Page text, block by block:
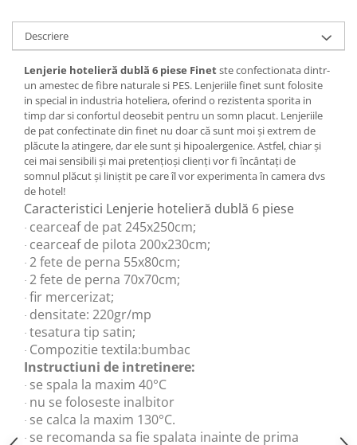
Descriere
Lenjerie hotelieră dublă 6 piese Finetste confectionata dintr-
un amestec de fibre naturale si PES. Lenjeriile finet sunt folosite
in special in industria hoteliera, oferind o rezistenta sporita in
timp dar si confortul deosebit pentru un somn placut. Lenjeriile
de pat confectinate din finet nu doar că sunt moi și extrem de
plăcute la atingere, dar ele sunt și hipoalergenice. Astfel, chiar și
cei mai sensibili și mai pretențioși clienți vor fi încântați de
somnul plăcut și liniștit pe care îl vor experimenta în camera dvs
de hotel!
Caracteristici Lenjerie hotelieră dublă 6 piese
· cearceaf de pat 245x250cm;
· cearceaf de pilota 200x230cm;
· 2 fete de perna 55x80cm;
· 2 fete de perna 70x70cm;
· fir mercerizat;
· densitate: 220gr/mp
· tesatura tip satin;
· Compozitie textila:bumbac
Instructiuni de intretinere:
· se spala la maxim 40°C
· nu se foloseste inalbitor
· se calca la maxim 130°C.
· se recomanda sa fie spalata inainte de prima